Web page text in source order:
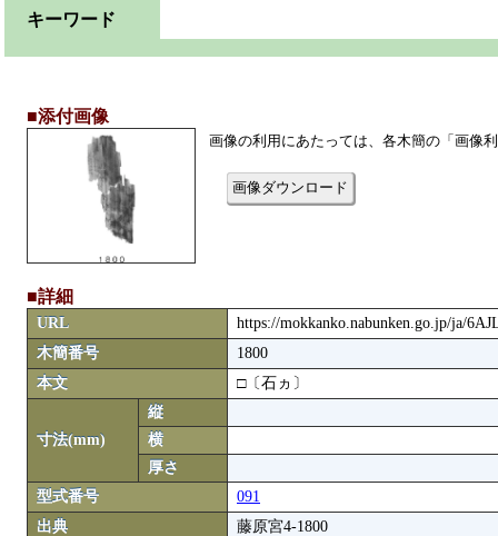
キーワード
■添付画像
画像の利用にあたっては、各木簡の「画像
画像ダウンロード
■詳細
URL
https://mokkanko.nabunken.go.jp/ja/
木簡番号
1800
本文
□〔石ヵ〕
寸法(mm)
縦
横
厚さ
型式番号
091
出典
藤原宮4-1800